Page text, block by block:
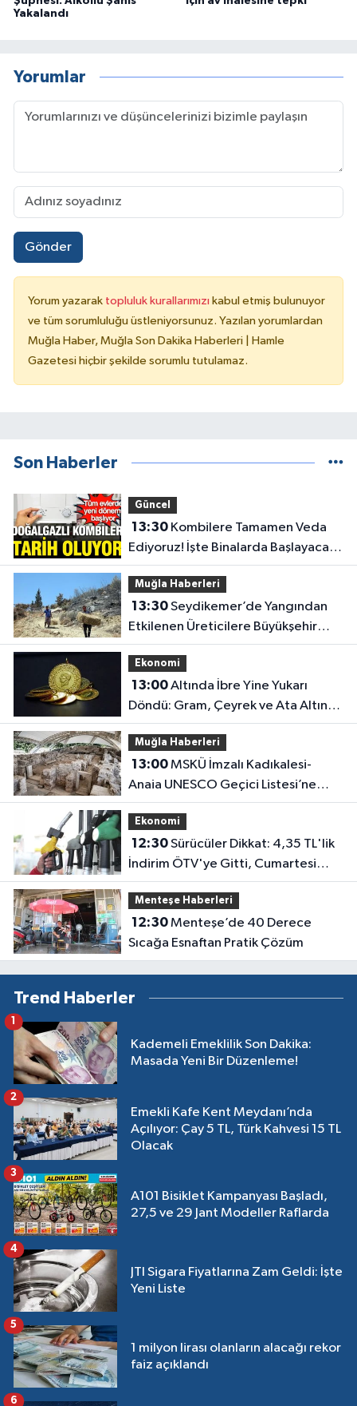
Yakalandı
Yorumlar
Gönder
Yorum yazarak topluluk kurallarımızı kabul etmiş bulunuyor
ve tüm sorumluluğu üstleniyorsunuz. Yazılan yorumlardan
Muğla Haber, Muğla Son Dakika Haberleri | Hamle
Gazetesi hiçbir şekilde sorumlu tutulamaz.
Son Haberler
Güncel
13:30Kombilere Tamamen Veda
Ediyoruz! İşte Binalarda Başlayacak
Yeni Isınma Dönemi
Muğla Haberleri
13:30Seydikemer’de Yangından
Etkilenen Üreticilere Büyükşehir
Desteği
Ekonomi
13:00Altında İbre Yine Yukarı
Döndü: Gram, Çeyrek ve Ata Altın
Kaç Lira Oldu?
Muğla Haberleri
13:00MSKÜ İmzalı Kadıkalesi-
Anaia UNESCO Geçici Listesi’ne
Girdi
Ekonomi
12:30Sürücüler Dikkat: 4,35 TL'lik
İndirim ÖTV'ye Gitti, Cumartesi
Günü Pompaya Dev Zam Geliyor!
Menteşe Haberleri
12:30Menteşe’de 40 Derece
Sıcağa Esnaftan Pratik Çözüm
Trend Haberler
Kademeli Emeklilik Son Dakika:
Masada Yeni Bir Düzenleme!
Emekli Kafe Kent Meydanı’nda
Açılıyor: Çay 5 TL, Türk Kahvesi 15 TL
Olacak
2
A101 Bisiklet Kampanyası Başladı,
27,5 ve 29 Jant Modeller Raflarda
3
JTI Sigara Fiyatlarına Zam Geldi: İşte
Yeni Liste
4
1 milyon lirası olanların alacağı rekor
faiz açıklandı
5
6